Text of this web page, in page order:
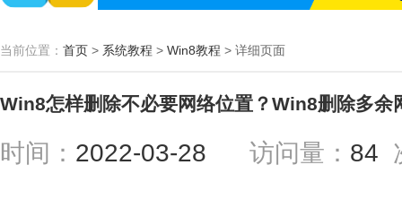
当前位置： 首页 > 系统教程 > Win8教程 > 详细页面
Win8怎样删除不必要网络位置？Win8删除多余
时间： 2022-03-28 访问量： 84